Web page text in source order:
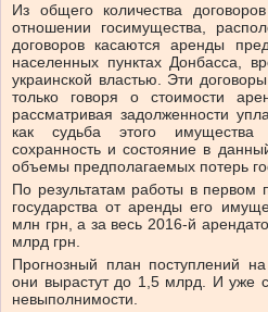
Из общего количества
отношении госимущества,
договоров касаются аренды
населенных пунктах Донбасса,
украинской властью. Эти
только говоря о стоимости
рассматривая задолженности
как судьба этого имущества
сохранность и состояние в
объемы предполагаемых потерь
По результатам работы в первом
государства от аренды его
млн грн, а за весь 2016-й
млрд грн.
Прогнозный план поступлений
они вырастут до 1,5 млрд. И уже
невыполнимости.